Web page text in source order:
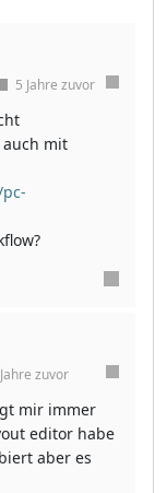
5 Jahre zuvor
mit
zuvor
mir immer
editor habe
aber es